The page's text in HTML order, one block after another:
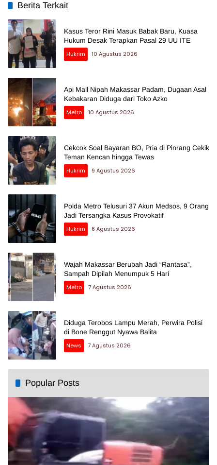
Berita Terkait
Kasus Teror Rini Masuk Babak Baru, Kuasa
Hukum Desak Terapkan Pasal 29 UU ITE
Hukrim
10 Agustus 2026
Api Mall Nipah Makassar Padam, Dugaan Asal
Kebakaran Diduga dari Toko Azko
Metro
10 Agustus 2026
Cekcok Soal Bayaran BO, Pria di Pinrang Cekik
Teman Kencan hingga Tewas
Hukrim
9 Agustus 2026
Polda Metro Telusuri 37 Akun Medsos, 9 Orang
Jadi Tersangka Kasus Provokatif
Hukrim
8 Agustus 2026
Wajah Makassar Berubah Jadi “Rantasa”,
Sampah Dipilah Menumpuk 5 Hari
Metro
7 Agustus 2026
Diduga Terobos Lampu Merah, Perwira Polisi
di Bone Renggut Nyawa Balita
News
7 Agustus 2026
Popular Posts